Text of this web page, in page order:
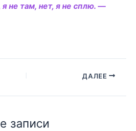
не там, нет, я не сплю. —
ДАЛЕЕ
записи